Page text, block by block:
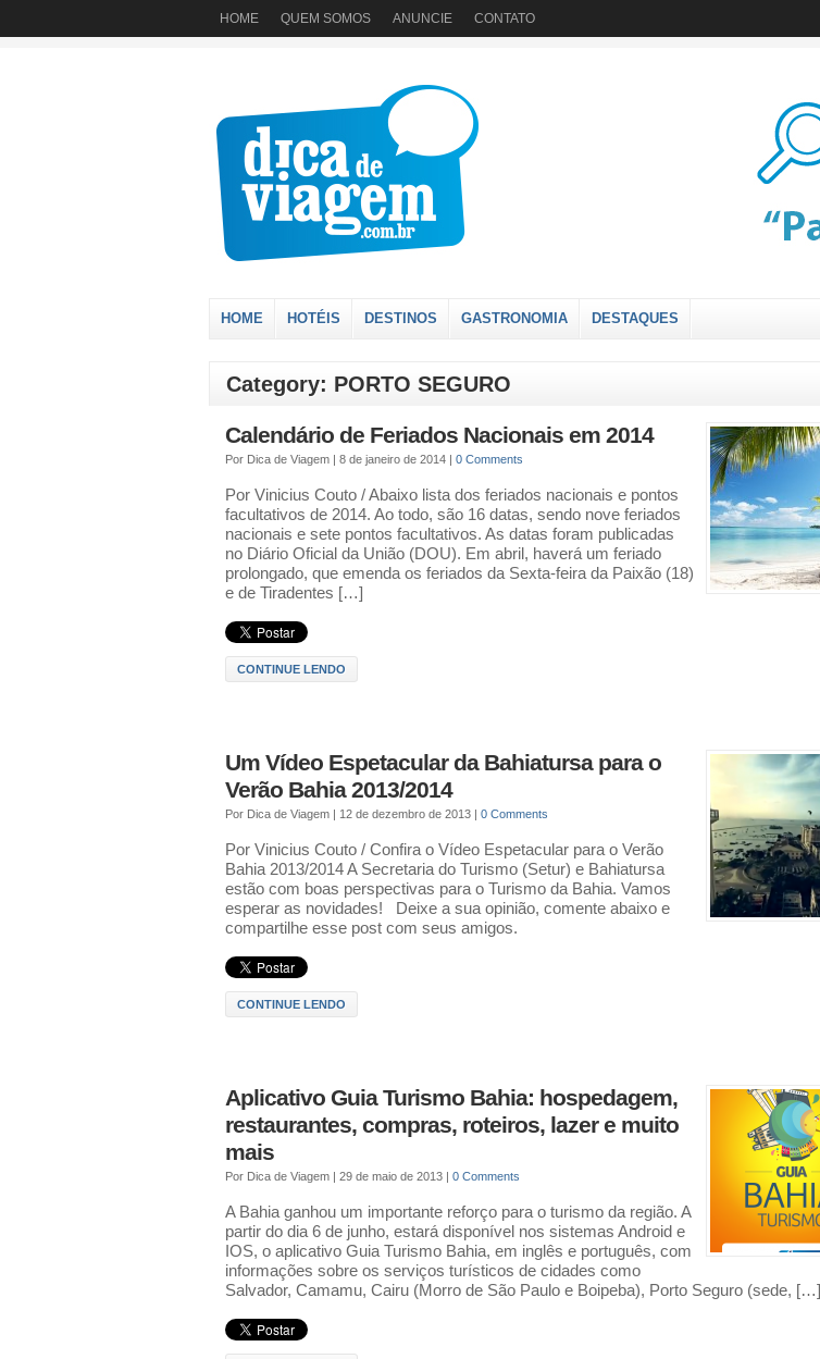
HOME QUEM SOMOS ANUNCIE CONTATO
HOME HOTÉIS DESTINOS GASTRONOMIA DESTAQUES
Category: PORTO SEGURO
Calendário de Feriados Nacionais em 2014
Por Dica de Viagem | 8 de janeiro de 2014 | 0 Comments
Por Vinicius Couto / Abaixo lista dos feriados nacionais e pontos
facultativos de 2014. Ao todo, são 16 datas, sendo nove feriados
nacionais e sete pontos facultativos. As datas foram publicadas
no Diário Oficial da União (DOU). Em abril, haverá um feriado
prolongado, que emenda os feriados da Sexta-feira da Paixão (18)
e de Tiradentes […]
CONTINUE LENDO
Um Vídeo Espetacular da Bahiatursa para o
Verão Bahia 2013/2014
Por Dica de Viagem | 12 de dezembro de 2013 | 0 Comments
Por Vinicius Couto / Confira o Vídeo Espetacular para o Verão
Bahia 2013/2014 A Secretaria do Turismo (Setur) e Bahiatursa
estão com boas perspectivas para o Turismo da Bahia. Vamos
esperar as novidades! Deixe a sua opinião, comente abaixo e
compartilhe esse post com seus amigos.
CONTINUE LENDO
Aplicativo Guia Turismo Bahia: hospedagem,
restaurantes, compras, roteiros, lazer e muito
mais
Por Dica de Viagem | 29 de maio de 2013 | 0 Comments
A Bahia ganhou um importante reforço para o turismo da região. A
partir do dia 6 de junho, estará disponível nos sistemas Android e
IOS, o aplicativo Guia Turismo Bahia, em inglês e português, com
informações sobre os serviços turísticos de cidades como
Salvador, Camamu, Cairu (Morro de São Paulo e Boipeba), Porto Seguro (sede, […]